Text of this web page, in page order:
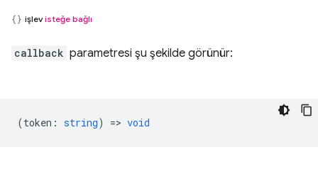
işlevisteğe bağlı
callback parametresi şu şekilde görünür:
(token : string) => void